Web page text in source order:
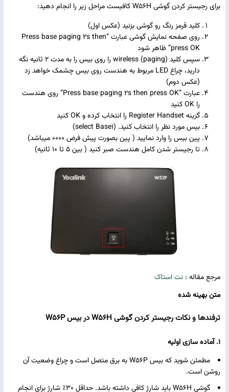
برای رجیستر کردن گوشی W56H کافیست مراحل زیر را انجام دهید:
کلید قرمز رنگ رو گوشی بزنید (عکس اول)
روی صفحه نمایش گوشی عبارت “Press base paging 2s then
press OK” ظاهر شود
سپس کلید wireless (paging) را روی بیس را به مدت 2 ثانیه نگه
دارید، چراغ LED مربوط به هندست روی بیس چشمک خواهد زد
(عکس دوم)
عبارت “Press base paging 2s then press OK” روی هندست
را OK کنید
گزینه Register Handset را انتخاب کرده و OK کنید
بیس مورد نظر را انتخاب کنید. (select Base1)
پین بیس را وارد نمایید ( پین بصورت پیش فرض 0000 میباشد)
تا رجیستر شدن کامل هندست صبر کنید ( بین 5 تا 10 ثانیه)
مرجع مقاله : نت استاک
متن بهینه شده
ترفندها و نکات رجیستر کردن گوشی در بیسW56P
1. آماده‌ سازی اولیه
مطمئن شوید که بیس W56P به برق متصل است و چراغ وضعیت آن
روشن است.
گوشی W56H باید شارژ کافی داشته باشد. حداقل 30٪ شارژ برای انجام